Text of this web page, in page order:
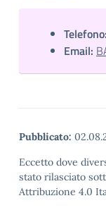
Telefono:
Email:
Pubblicato:
Eccetto dove
stato rilasciato
Attribuzione 4.0